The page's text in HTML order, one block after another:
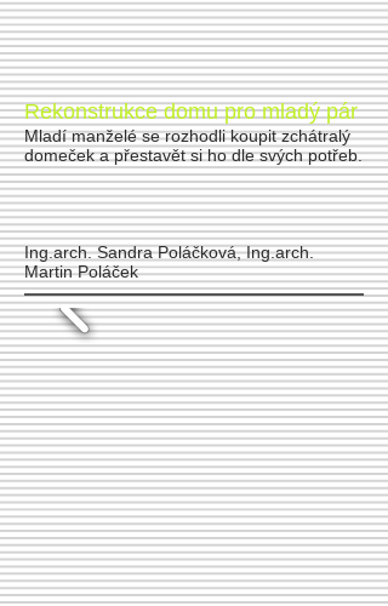
Rekonstrukce domu pro mladý pár
Mladí manželé se rozhodli koupit zchátralý
domeček a přestavět si ho dle svých potřeb.
Ing.arch. Sandra Poláčková, Ing.arch.
Martin Poláček